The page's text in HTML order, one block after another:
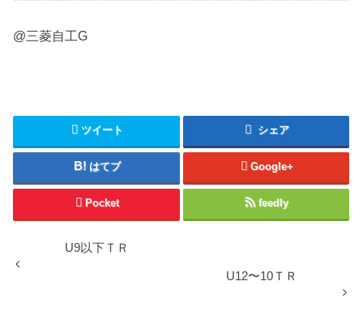
@三菱自工G
ツイート シェア
はてブ Google+
Pocket feedly
U9以下ＴＲ
U12〜10ＴＲ